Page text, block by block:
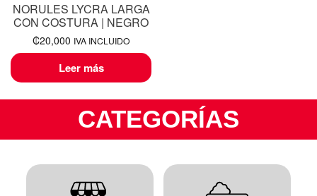
NORULES LYCRA LARGA
CON COSTURA | NEGRO
₡20,000 IVA INCLUIDO
Leer más
CATEGORÍAS